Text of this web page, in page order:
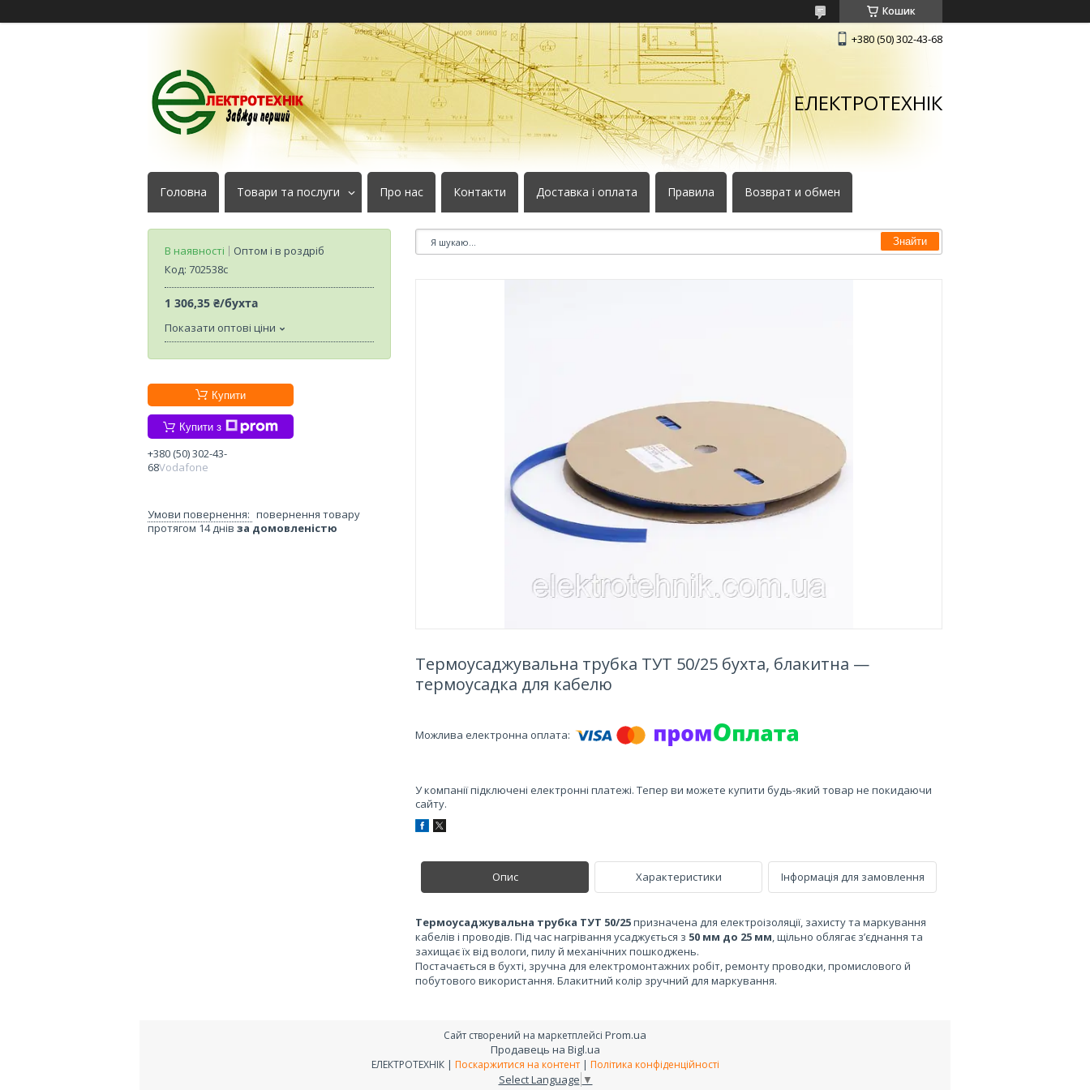
Кошик
+380 (50) 302-43-68
ЕЛЕКТРОТЕХНІК
Головна Товари та послуги Про нас Контакти Доставка і оплата Правила Возврат и обмен
Знайти
Термоусаджувальна трубка ТУТ 50/25 бухта, блакитна —
термоусадка для кабелю
У компанії підключені електронні платежі. Тепер ви можете купити будь-який товар не покидаючи
сайту.
Опис Характеристики Інформація для замовлення
Термоусаджувальна трубка ТУТ 50/25призначена для електроізоляції, захисту та маркування
кабелів і проводів. Під час нагрівання усаджується з 50 мм до 25 мм, щільно облягає з’єднання та
захищає їх від вологи, пилу й механічних пошкоджень.
Постачається в бухті, зручна для електромонтажних робіт, ремонту проводки, промислового й
побутового використання. Блакитний колір зручний для маркування.
В наявності
Оптом і в роздріб
Код: 702538с
1 306,35 ₴/бухта
Показати оптові ціни
Купити
Купити з
+380 (50) 302-43-
68Vodafone
повернення товару
протягом 14 днів за домовленістю
Сайт створений на маркетплейсі Prom.ua
Продавець на Bigl.ua
ЕЛЕКТРОТЕХНІК | Поскаржитися на контент | Політика конфіденційності
Select Language ▼